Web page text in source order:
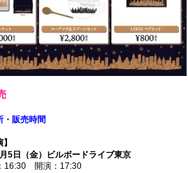
販売時間
5日（金）ビルボードライブ東京
16:30 開演：17:30